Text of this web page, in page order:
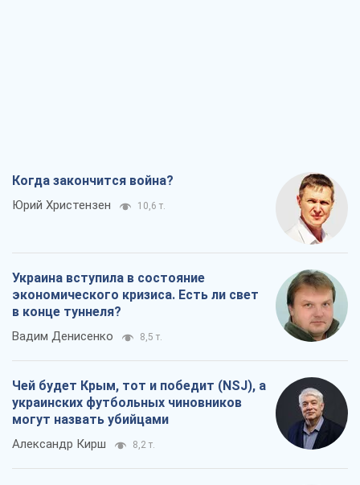
Когда закончится война?
Юрий Христензен 10,6 т.
Украина вступила в состояние
экономического кризиса. Есть ли свет
в конце туннеля?
Вадим Денисенко 8,5 т.
Чей будет Крым, тот и победит (NSJ), а
украинских футбольных чиновников
могут назвать убийцами
Александр Кирш 8,2 т.